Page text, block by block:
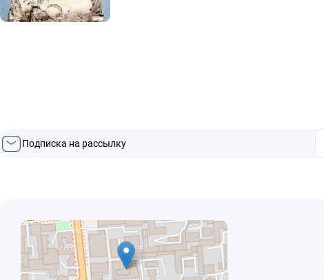
Подписка на рассылку